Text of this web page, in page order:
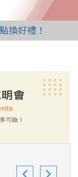
換好禮！